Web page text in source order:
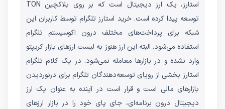
استارز، یک ارز دیجیتال است که بر روی بلاکچین TON
توسعه پیدا کرده است. خرید استارز تلگرام توسط کاربران این
شبکه برای پرداخت‌های مختلف درون اکوسیستم تلگرام
استفاده می‌شود. البته این ارز هنوز به لیست ارزهای بازار کریپتو
وارد نشده و در بازارها معامله نمی‌شود. در یک کلام تلگرام
استارز بخشی از رویای توسعه‌دهندگان تلگرام برای درنوردیدن
بازارهای مالی است و قرار است در آینده به عنوان یک ارز
دیجیتال درون برنامه‌ای، جای پای خود را در بازار ارزهای